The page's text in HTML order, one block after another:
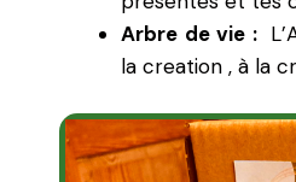
Arbre de vie :
la creation , à la